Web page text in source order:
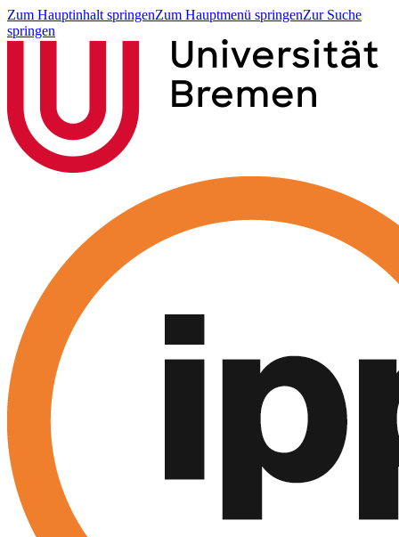
Zum Hauptinhalt springenZum Hauptmenü springenZur Suche
springen